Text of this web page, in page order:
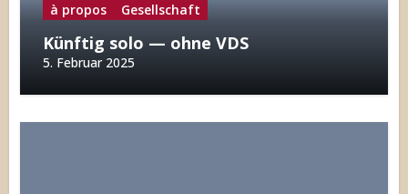
à propos Gesellschaft
Künftig solo — ohne VDS
5. Februar 2025